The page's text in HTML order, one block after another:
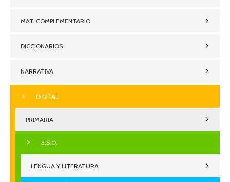
MAT. COMPLEMENTARIO
DICCIONARIOS
NARRATIVA
DIGITAL
PRIMARIA
E.S.O.
LENGUA Y LITERATURA